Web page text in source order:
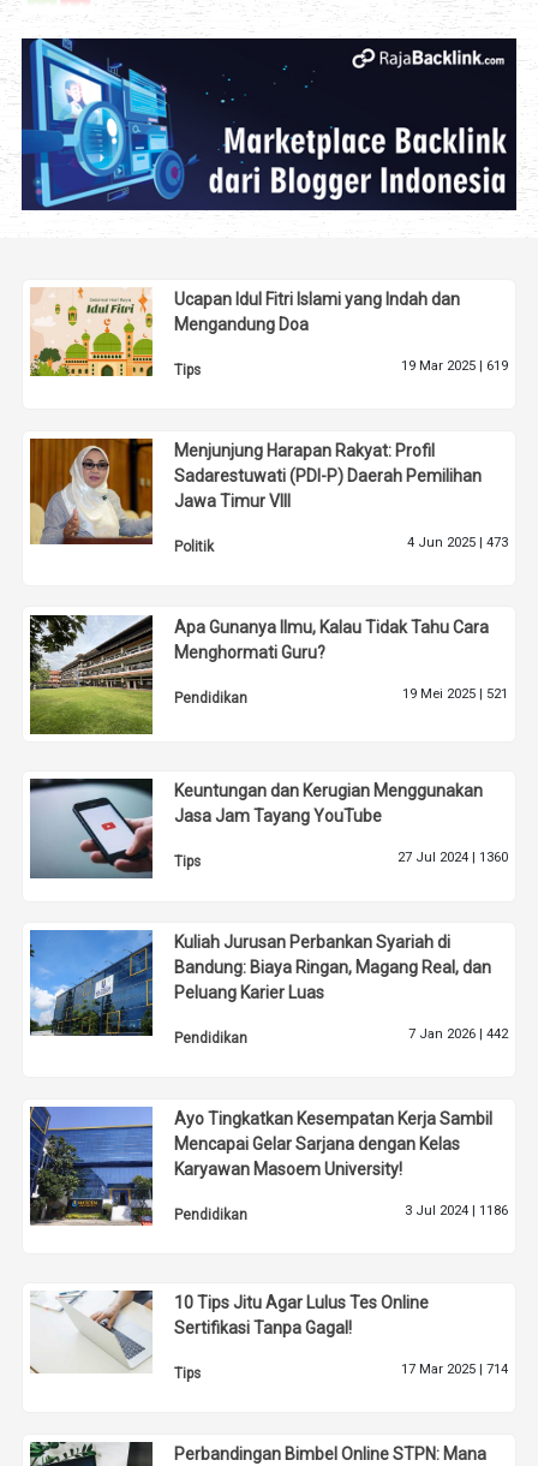
Ucapan Idul Fitri Islami yang Indah dan
Mengandung Doa
Tips 19 Mar 2025 | 619
Menjunjung Harapan Rakyat: Profil
Sadarestuwati (PDI-P) Daerah Pemilihan
Jawa Timur VIII
Politik 4 Jun 2025 | 473
Apa Gunanya Ilmu, Kalau Tidak Tahu Cara
Menghormati Guru?
Pendidikan 19 Mei 2025 | 521
Keuntungan dan Kerugian Menggunakan
Jasa Jam Tayang YouTube
Tips 27 Jul 2024 | 1360
Kuliah Jurusan Perbankan Syariah di
Bandung: Biaya Ringan, Magang Real, dan
Peluang Karier Luas
Pendidikan 7 Jan 2026 | 442
Ayo Tingkatkan Kesempatan Kerja Sambil
Mencapai Gelar Sarjana dengan Kelas
Karyawan Masoem University!
Pendidikan 3 Jul 2024 | 1186
10 Tips Jitu Agar Lulus Tes Online
Sertifikasi Tanpa Gagal!
Tips 17 Mar 2025 | 714
Perbandingan Bimbel Online STPN: Mana